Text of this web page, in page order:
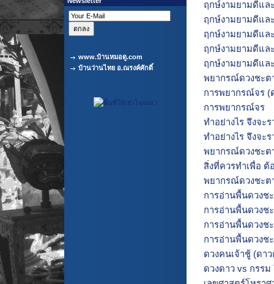
www.บ้านหมอดู.com
บ้านว่านไทย อ.ณรงค์ศักดิ์
ฤกษ์งามยามดีแล
ฤกษ์งามยามดีแล
ฤกษ์งามยามดีแล
ฤกษ์งามยามดีแล
ฤกษ์งามยามดีแล
พยากรณ์ดวงชะต
การพยากรณ์จร (
การพยากรณ์จร
ทำอย่างไร จึงจะ
ทำอย่างไร จึงจะร
พยากรณ์ดวงชะต
สิ่งที่ควรทำเพื่อ ต้
พยากรณ์ดวงชะต
การอ่านพื้นดวงช
การอ่านพื้นดวงช
การอ่านพื้นดวงช
การอ่านพื้นดวงช
ดวงคนเจ้าชู้ (ดา
ดวงดาว vs กรร